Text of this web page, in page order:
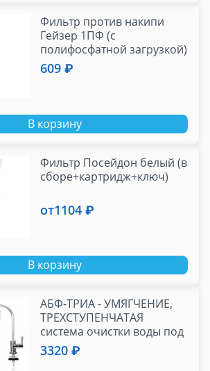
Фильтр против накипи
Гейзер 1ПФ (с
полифосфатной загрузкой)
609 ₽
В корзину
Фильтр Посейдон белый (в
сборе+картридж+ключ)
от1104 ₽
В корзину
АБФ-ТРИА - УМЯГЧЕНИЕ,
ТРЕХСТУПЕНЧАТАЯ
система очистки воды под
КУХОННУЮ МОЙКУ с
отдельным краном.
3320 ₽